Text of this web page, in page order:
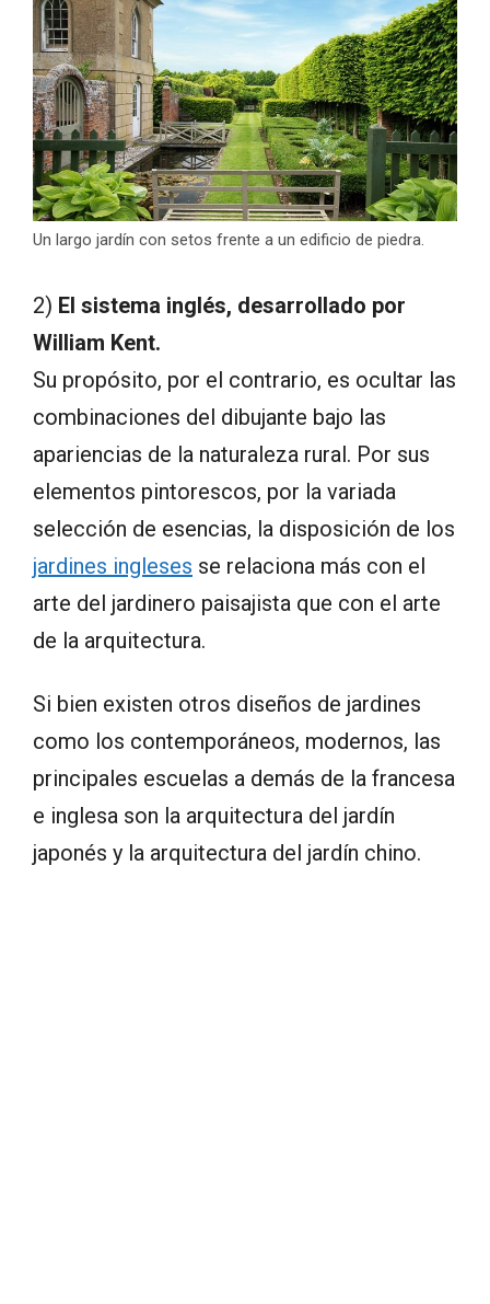
Un largo jardín con setos frente a un edificio de piedra.
2) El sistema inglés, desarrollado por
William Kent.
Su propósito, por el contrario, es ocultar las
combinaciones del dibujante bajo las
apariencias de la naturaleza rural. Por sus
elementos pintorescos, por la variada
selección de esencias, la disposición de los
jardines ingleses se relaciona más con el
arte del jardinero paisajista que con el arte
de la arquitectura.
Si bien existen otros diseños de jardines
como los contemporáneos, modernos, las
principales escuelas a demás de la francesa
e inglesa son la arquitectura del jardín
japonés y la arquitectura del jardín chino.